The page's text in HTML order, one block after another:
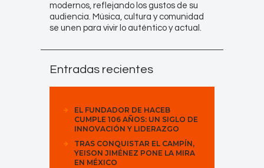
modernos, reflejando los gustos de su
audiencia. Música, cultura y comunidad
se unen para vivir lo auténtico y actual.
Entradas recientes
EL FUNDADOR DE HACEB
CUMPLE 106 AÑOS: UN SIGLO DE
INNOVACIÓN Y LIDERAZGO
TRAS CONQUISTAR EL CAMPÍN,
YEISON JIMÉNEZ PONE LA MIRA
EN MÉXICO